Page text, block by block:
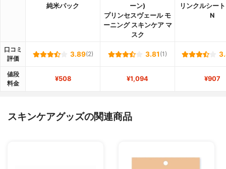
純米パック
ーン)
プリンセスヴェール モ
ーニング スキンケア マ
スク
リンクルシー
N
口コミ
評価
3.89(2) 3.81 (1)
値段
料金
¥508 ¥1,094 ¥907
スキンケアグッズの関連商品